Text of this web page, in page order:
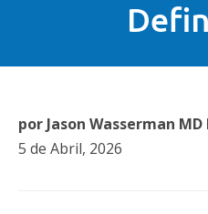
por Jason Wasserman MD
5 de Abril, 2026